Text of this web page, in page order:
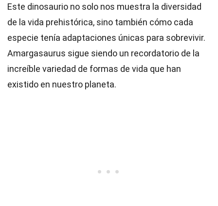
Este dinosaurio no solo nos muestra la diversidad
de la vida prehistórica, sino también cómo cada
especie tenía adaptaciones únicas para sobrevivir.
Amargasaurus sigue siendo un recordatorio de la
increíble variedad de formas de vida que han
existido en nuestro planeta.